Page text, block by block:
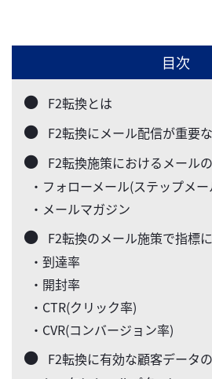
目次
F2転換とは
F2転換にメール配信が重要
F2転換施策におけるメール
・フォローメール(ステップメー
・メールマガジン
F2転換のメール施策で指標
・到達率
・開封率
・CTR(クリック率)
・CVR(コンバージョン率)
F2転換に有効な顧客データ